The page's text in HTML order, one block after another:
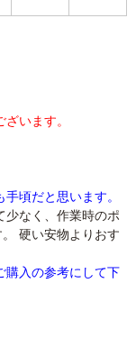
います。
頃だと思います。
少なく、作業時のポ
硬い安物よりおす
購入の参考にして下